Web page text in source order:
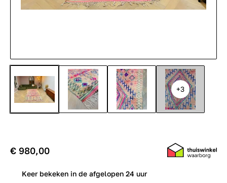
+3
€ 980,00
Keer bekeken in de afgelopen 24 uur